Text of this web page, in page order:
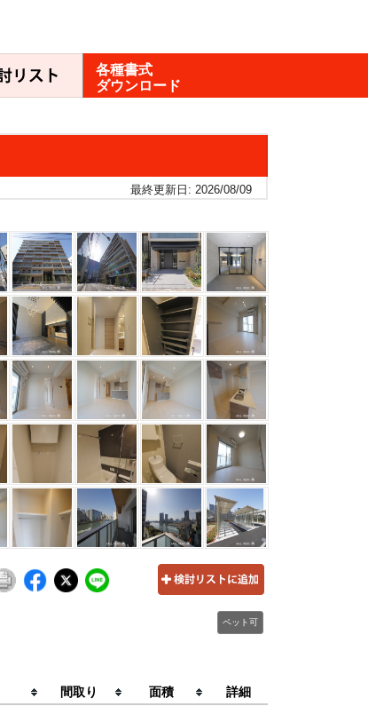
各種書式
ダウンロード
最終更新日: 2026/08/09
ペット可
間取り 面積 詳細